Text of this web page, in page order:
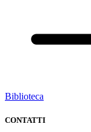
Biblioteca
CONTATTI